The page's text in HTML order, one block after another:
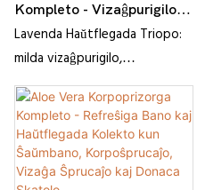
Kompleto - Vizaĝpurigilo,
Vizaĝskrabigilo kaj
Korpolavilo Donaca
kun Dekoracia Lavenda
Papera Pleto
Lavenda Haŭtflegada Triopo:
milda vizaĝpurigilo,
deskvamiganta skrabaĵo kaj
humidiga korpolavilo
(6×240mL). Varmiganta
lavenda formulo por ĉiuj
haŭttipoj. Elegante pakita en